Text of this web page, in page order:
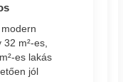
m²-es,
es lakás
jól